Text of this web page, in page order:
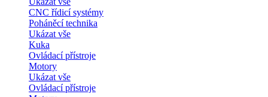
CNC řídicí systémy
Poháněcí technika
Ukázat vše
Kuka
Ovládací přístroje
Motory
Ukázat vše
Ovládací přístroje